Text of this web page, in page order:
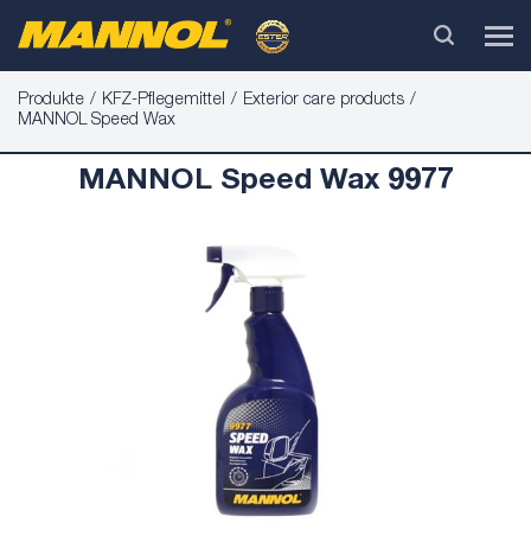
Produkte KFZ-Pflegemittel
Exterior care products
MANNOL Speed Wax
MANNOL Speed Wax 9977